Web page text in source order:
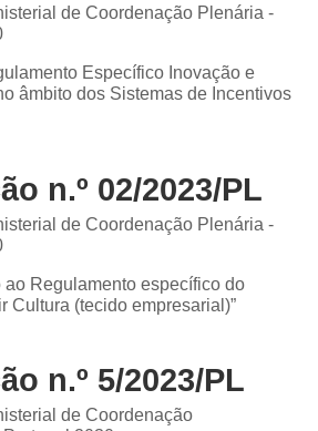
de Coordenação Plenária -
Específico Inovação e
âmbito dos Sistemas de Incentivos
n.º 02/2023/PL
de Coordenação Plenária -
ao Regulamento específico do
Cultura (tecido empresarial)”
n.º 5/2023/PL
de Coordenação